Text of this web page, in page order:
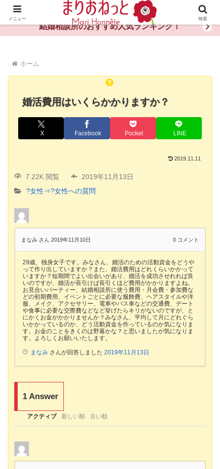
婚活や出会いの体験談・評判・秘訣がわかる情報サイト
結婚相談所のおすすめ人気ランキング！
ホーム
婚活費用はいくらかかりますか？
X Facebook Pocket LINE
2019.11.11
7.22K 閲覧
2019年11月13日
?女性⇒?女性への質問
まなみ さん 2019年11月10日 0 コメント
29歳、独身女子です。みなさん、婚活のための活動資金をどうや
って作り出していますか？また、婚活費用はどれくらいかかって
いますか？短期間でよい出会いがあり、婚活を成功させれれば良
いのですが、婚活が長引けば長引くほど費用がかかりますよね。
お見合いパーティー、結婚相談所に使う費用・月会費・参加費な
どの初期費用、イベントごとに必要な服飾費、ヘアスタイルや洋
服、メイク、アクセサリー、電車やバス車などの交通費、デート
や食事に必要な交際費などなど挙げたらキリがないのですが、と
にかくお金がかかりませんか？みなさん、平均して月にどれぐら
いかかっているのか、どう活動資金を作っているのか気になりま
す。お金のことをきくのは野暮かな？と思いましたが気になりま
す。よろしくお願いいたします。
まなみ さんが回答しました 2019年11月13日
1 Answer
アクティブ 新しい順 古い順
メニュー 検索